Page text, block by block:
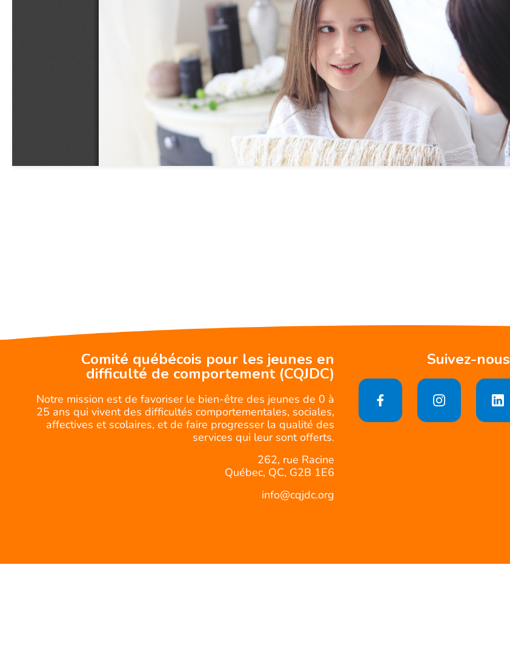
Comité québécois pour les jeunes en
difficulté de comportement (CQJDC)
Notre mission est de favoriser le bien-être des jeunes de 0 à
25 ans qui vivent des difficultés comportementales, sociales,
affectives et scolaires, et de faire progresser la qualité des
services qui leur sont offerts.
262, rue Racine
Québec, QC, G2B 1E6
info@cqjdc.org
Suivez-nous